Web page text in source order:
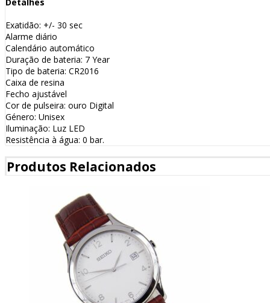
Exatidão: +/- 30 sec
Alarme diário
Calendário automático
Duração de bateria: 7 Year
Tipo de bateria: CR2016
Caixa de resina
Fecho ajustável
Cor de pulseira: ouro Digital
Género: Unisex
Iluminação: Luz LED
Resistência à água: 0 bar.
Produtos Relacionados